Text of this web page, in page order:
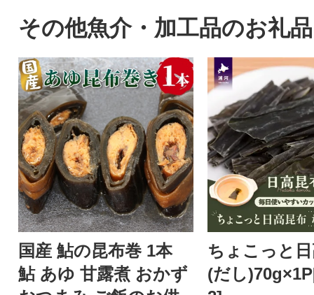
その他魚介・加工品のお礼
国産 鮎の昆布巻 1本
鮎 あゆ 甘露煮 おかず
ちょこっと
(だし